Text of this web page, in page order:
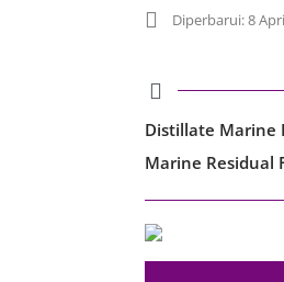
Diperbarui: 8
Distillate Marine
Marine Residual